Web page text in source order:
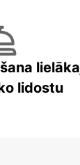
lidostu